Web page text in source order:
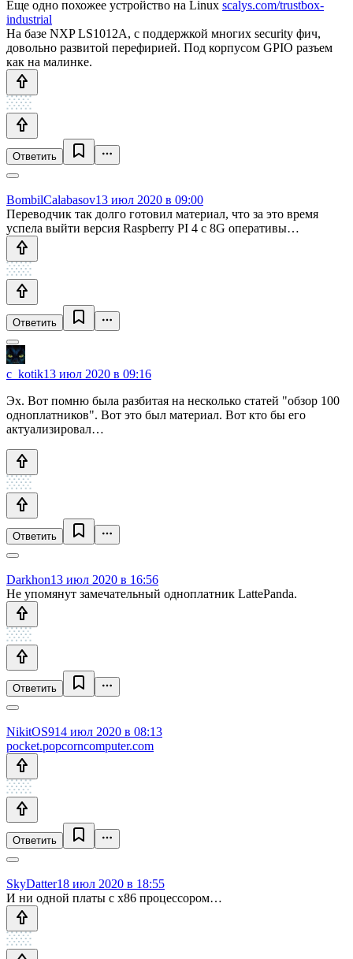
Еще одно похожее устройство на Linux scalys.com/trustbox-
industrial
На базе NXP LS1012A, с поддержкой многих security фич,
довольно развитой перефирией. Под корпусом GPIO разъем
как на малинке.
Ответить
BombilCalabasov13 июл 2020 в 09:00
Переводчик так долго готовил материал, что за это время
успела выйти версия Raspberry PI 4 с 8G оперативы…
Ответить
c_kotik13 июл 2020 в 09:16
Эх. Вот помню была разбитая на несколько статей "обзор 100
одноплатников". Вот это был материал. Вот кто бы его
актуализировал…
Ответить
Darkhon13 июл 2020 в 16:56
Не упомянут замечательный одноплатник LattePanda.
Ответить
NikitOS914 июл 2020 в 08:13
pocket.popcorncomputer.com
Ответить
SkyDatter18 июл 2020 в 18:55
И ни одной платы с x86 процессором…